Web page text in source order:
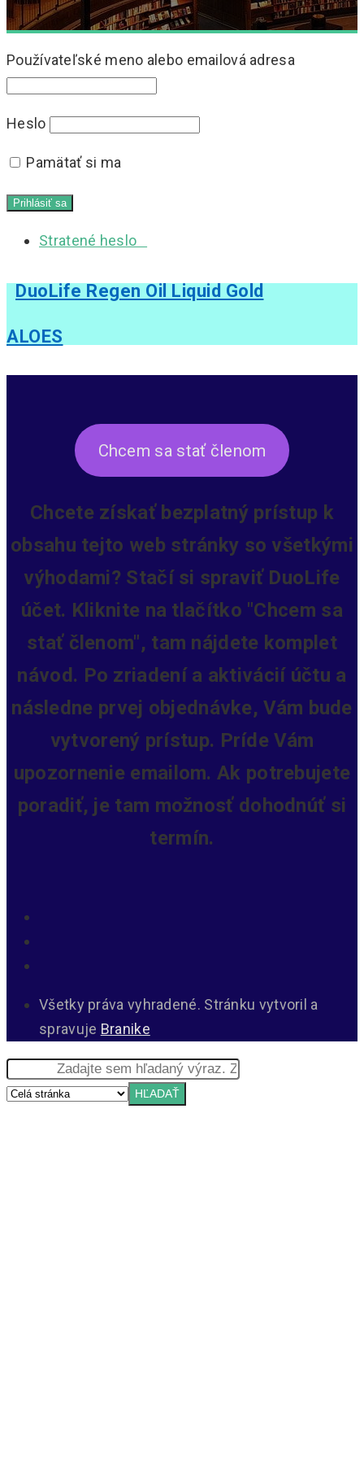
Používateľské meno alebo emailová adresa
Heslo
Pamätať si ma
Stratené heslo
DuoLife Regen Oil Liquid Gold
ALOES
Chcem sa stať členom
Chcete získať bezplatný prístup k
obsahu tejto web stránky so všetkými
výhodami? Stačí si spraviť DuoLife
účet. Kliknite na tlačítko "Chcem sa
stať členom", tam nájdete komplet
návod. Po zriadení a aktivácií účtu a
následne prvej objednávke, Vám bude
vytvorený prístup. Príde Vám
upozornenie emailom. Ak potrebujete
poradiť, je tam možnosť dohodnúť si
termín.
Všetky práva vyhradené. Stránku vytvoril a
spravuje Branike